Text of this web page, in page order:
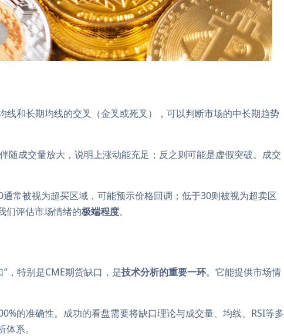
线和长期均线的交叉（金叉或死叉），可以判断市场的中长期趋势
随成交量放大，说明上涨动能充足；反之则可能是虚假突破。成交
通常被视为超买区域，可能预示价格回调；低于30则被视为超卖区
们评估市场情绪的极端程度。
，特别是CME期货缺口，是技术分析的重要一环。它能提供市场情
的准确性。成功的看盘需要将缺口理论与成交量、均线、RSI等多
系。